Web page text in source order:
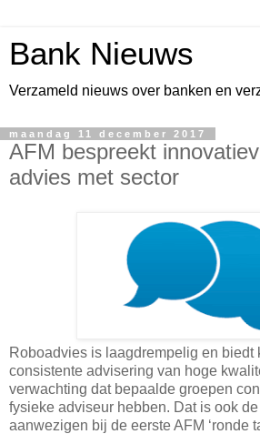
Bank Nieuws
Verzameld nieuws over banken en
maandag 11 december 2017
AFM bespreekt
advies met sector
Roboadvies is laagdrempelig en biedt
consistente advisering van hoge
verwachting dat bepaalde groepen
fysieke adviseur hebben. Dat is ook
aanwezigen bij de eerste AFM ‘ronde